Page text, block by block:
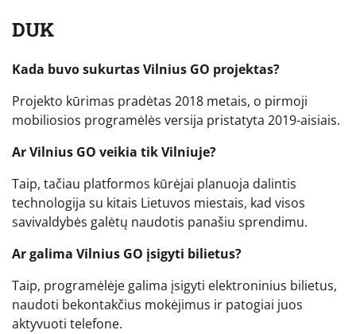
DUK
Kada buvo sukurtas Vilnius GO projektas?
Projekto kūrimas pradėtas 2018 metais, o pirmoji
mobiliosios programėlės versija pristatyta 2019-aisiais.
Ar Vilnius GO veikia tik Vilniuje?
Taip, tačiau platformos kūrėjai planuoja dalintis
technologija su kitais Lietuvos miestais, kad visos
savivaldybės galėtų naudotis panašiu sprendimu.
Ar galima Vilnius GO įsigyti bilietus?
Taip, programėlėje galima įsigyti elektroninius bilietus,
naudoti bekontakčius mokėjimus ir patogiai juos
aktyvuoti telefone.